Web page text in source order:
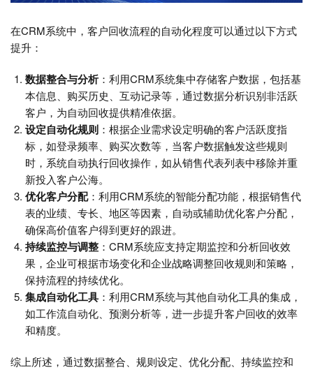
在CRM系统中，客户回收流程的自动化程度可以通过以下方式
提升：
数据整合与分析：利用CRM系统集中存储客户数据，包括基
本信息、购买历史、互动记录等，通过数据分析识别非活跃
客户，为自动回收提供精准依据。
设定自动化规则 ：根据企业需求设定明确的客户活跃度指
标，如登录频率、购买次数等，当客户数据触发这些规则
时，系统自动执行回收操作，如从销售代表列表中移除并重
新投入客户公海。
优化客户分配：利用CRM系统的智能分配功能，根据销售代
表的业绩、专长、地区等因素，自动或辅助优化客户分配，
确保高价值客户得到更好的跟进。
持续监控与调整 ：CRM系统应支持定期监控和分析回收效
果，企业可根据市场变化和企业战略调整回收规则和策略，
保持流程的持续优化。
集成自动化工具 ：利用CRM系统与其他自动化工具的集成，
如工作流自动化、预测分析等，进一步提升客户回收的效率
和精度。
综上所述，通过数据整合、规则设定、优化分配、持续监控和